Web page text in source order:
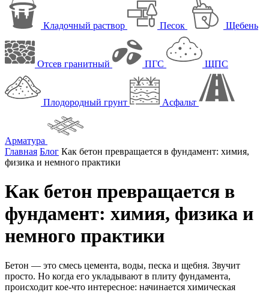
Кладочный раствор Песок Щебень
Отсев гранитный ПГС ЩПС
Плодородный грунт Асфальт
Арматура
Главная Блог Как бетон превращается в фундамент: химия,
физика и немного практики
Как бетон превращается в
фундамент: химия, физика и
немного практики
Бетон — это смесь цемента, воды, песка и щебня. Звучит
просто. Но когда его укладывают в плиту фундамента,
происходит кое-что интересное: начинается химическая